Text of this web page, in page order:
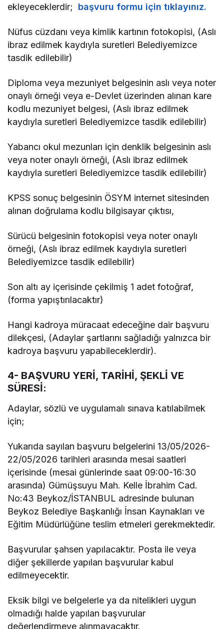
ekleyeceklerdir; başvuru formu için tıklayınız.
Nüfus cüzdanı veya kimlik kartının fotokopisi, (Aslı
ibraz edilmek kaydıyla suretleri Belediyemizce
tasdik edilebilir)
Diploma veya mezuniyet belgesinin aslı veya noter
onaylı örneği veya e-Devlet üzerinden alınan kare
kodlu mezuniyet belgesi, (Aslı ibraz edilmek
kaydıyla suretleri Belediyemizce tasdik edilebilir)
Yabancı okul mezunları için denklik belgesinin aslı
veya noter onaylı örneği, (Aslı ibraz edilmek
kaydıyla suretleri Belediyemizce tasdik edilebilir)
KPSS sonuç belgesinin ÖSYM internet sitesinden
alınan doğrulama kodlu bilgisayar çıktısı,
Sürücü belgesinin fotokopisi veya noter onaylı
örneği, (Aslı ibraz edilmek kaydıyla suretleri
Belediyemizce tasdik edilebilir)
Son altı ay içerisinde çekilmiş 1 adet fotoğraf,
(forma yapıştırılacaktır)
Hangi kadroya müracaat edeceğine dair başvuru
dilekçesi, (Adaylar şartlarını sağladığı yalnızca bir
kadroya başvuru yapabileceklerdir).
4- BAŞVURU YERİ, TARİHİ, ŞEKLİ VE
SÜRESİ:
Adaylar, sözlü ve uygulamalı sınava katılabilmek
için;
Yukarıda sayılan başvuru belgelerini 13/05/2026-
22/05/2026 tarihleri arasında mesai saatleri
içerisinde (mesai günlerinde saat 09:00-16:30
arasında) Gümüşsuyu Mah. Kelle İbrahim Cad.
No:43 Beykoz/İSTANBUL adresinde bulunan
Beykoz Belediye Başkanlığı İnsan Kaynakları ve
Eğitim Müdürlüğüne teslim etmeleri gerekmektedir.
Başvurular şahsen yapılacaktır. Posta ile veya
diğer şekillerde yapılan başvurular kabul
edilmeyecektir.
Eksik bilgi ve belgelerle ya da nitelikleri uygun
olmadığı halde yapılan başvurular
değerlendirmeye alınmayacaktır.